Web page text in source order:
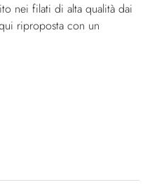
nei filati di alta qualità dai
riproposta con un